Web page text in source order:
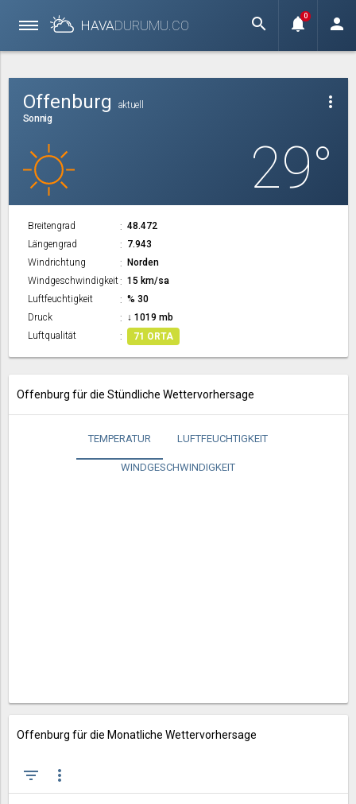
HAVADURUMU.CO search notifications
0 person
more_vert
Offenburg
aktuell
Sonnig
29°
Breitengrad
48.472
Längengrad
7.943
Windrichtung
Norden
Windgeschwindigkeit
15 km/sa
Luftfeuchtigkeit
% 30
Druck
↓ 1019 mb
Luftqualität
71 ORTA
Offenburg für die Stündliche Wettervorhersage
TEMPERATUR LUFTFEUCHTIGKEIT
WINDGESCHWINDIGKEIT
Offenburg für die Monatliche Wettervorhersage
filter_list more_vert